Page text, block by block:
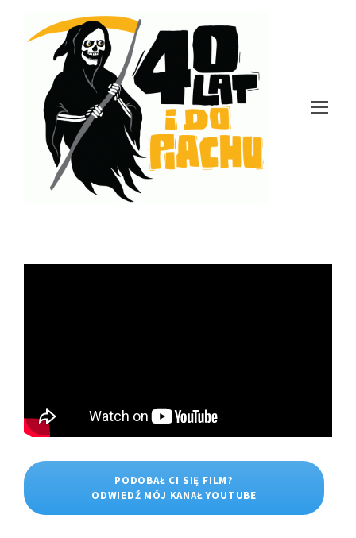
PODOBAŁ CI SIĘ FILM?
ODWIEDŹ MÓJ KANAŁ YOUTUBE